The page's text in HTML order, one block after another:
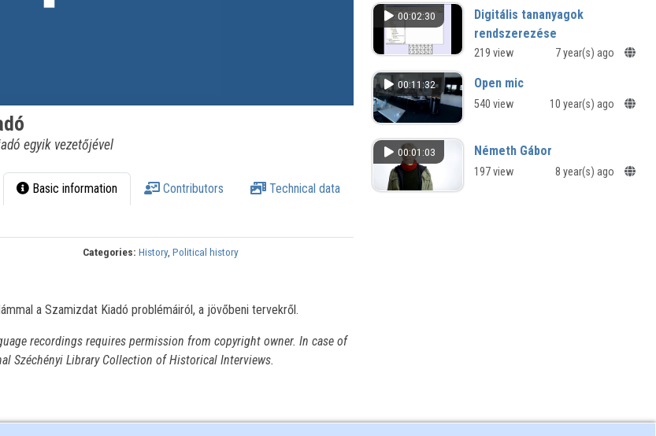
egyik vezetőjével
Basic information Contributors Technical data
Categories: History,Political history
a Szamizdat Kiadó problémáiról, a jövőbeni tervekről.
recordings requires permission from copyright owner. In case of
Széchényi Library Collection of Historical Interviews.
00:02:30
Digitális tananyagok
rendszerezése
Digitális tábla használati bemutatója
segítségével
219 view 7 year(s) ago
00:11:32 Open mic
540 view 10 year(s) ago
00:01:03 Németh Gábor
197 view 8 year(s) ago